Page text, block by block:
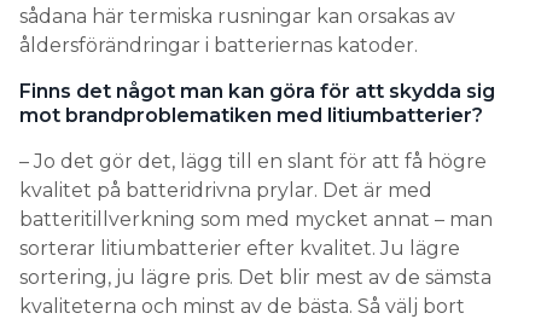
sådana här termiska rusningar kan orsakas av
åldersförändringar i batteriernas katoder.
Finns det något man kan göra för att skydda sig
mot brandproblematiken med litiumbatterier?
– Jo det gör det, lägg till en slant för att få högre
kvalitet på batteridrivna prylar. Det är med
batteritillverkning som med mycket annat – man
sorterar litiumbatterier efter kvalitet. Ju lägre
sortering, ju lägre pris. Det blir mest av de sämsta
kvaliteterna och minst av de bästa. Så välj bort